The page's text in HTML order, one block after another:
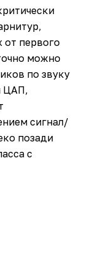
от первого
можно
по звуку
ЦАП,
сигнал/
позади
с